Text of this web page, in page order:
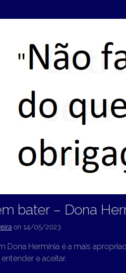
bater – Dona
on 14/05/2023
Dona Hermínia é a mais
e aceitar.